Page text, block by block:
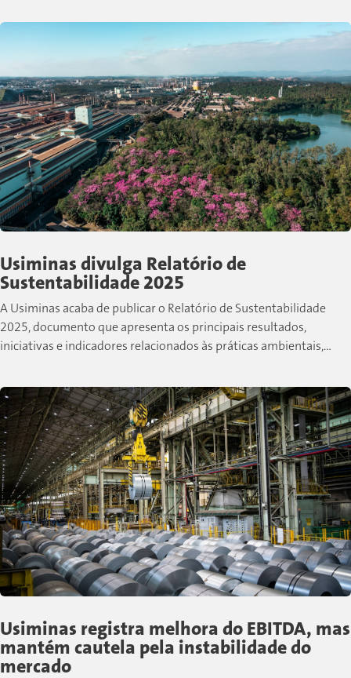
Usiminas divulga Relatório de
Sustentabilidade 2025
A Usiminas acaba de publicar o Relatório de Sustentabilidade
2025, documento que apresenta os principais resultados,
iniciativas e indicadores relacionados às práticas ambientais,
Usiminas registra melhora do EBITDA, mas
mantém cautela pela instabilidade do
mercado